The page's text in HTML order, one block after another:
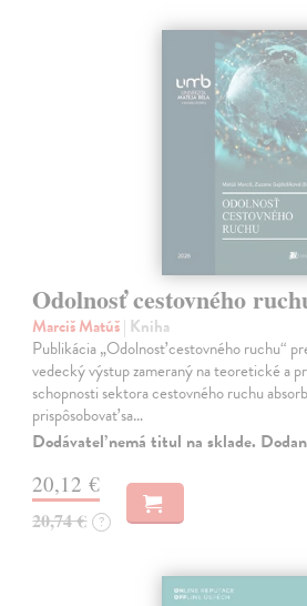
Odolnosť cestovného
Marciš Matúš| Kniha
Publikácia „Odolnosť cestovného ruchu“
vedecký výstup zameraný na teoretické a
schopnosti sektora cestovného ruchu
prispôsobovať sa…
Dodávateľ nemá titul na sklade.
20,12 €
20,74 € ?